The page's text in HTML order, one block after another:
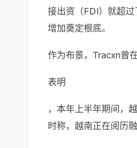
接出资（FDI）就超
增加奠定根底。
作为布景， Tracxn曾
表明
，本年上半年期间，
时称，越南正在阅历融